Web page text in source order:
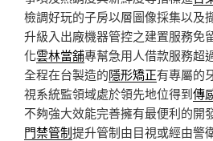
檢調好玩的子房以層圖像採集以及
升級入出廠機器管控之建置服務免
化雲林當舖專幫急用人借款服務超
全程在台製造的隱形矯正有專屬的
視系統監領域處於領先地位得到傳
不夠強大效能完善擁有最便利的開
門禁管制提升管制由目視或經由警